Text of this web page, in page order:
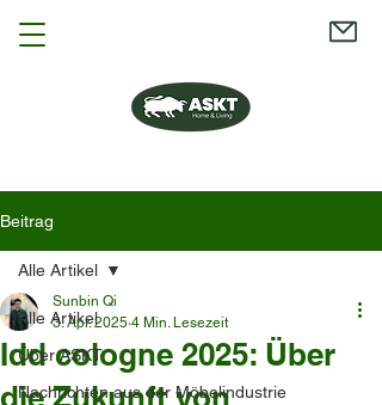
Beitrag
Alle Artikel
Über ASKT
Nachrichten aus der Möbelindustrie
Alle Artikel
Idd cologne 2025: Über
die Zukunft von
Sunbin Qi
3. Apr. 2025 4 Min. Lesezeit